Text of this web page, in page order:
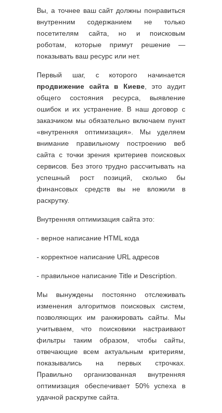
Вы, а точнее ваш сайт должны понравиться
внутренним содержанием не только
посетителям сайта, но и поисковым
роботам, которые примут решение —
показывать ваш ресурс или нет.
Первый шаг, с которого начинается
продвижение сайта в Киеве , это аудит
общего состояния ресурса, выявление
ошибок и их устранение. В наш договор с
заказчиком мы обязательно включаем пункт
«внутренняя оптимизация». Мы уделяем
внимание правильному построению веб
сайта с точки зрения критериев поисковых
сервисов. Без этого трудно рассчитывать на
успешный рост позиций, сколько бы
финансовых средств вы не вложили в
раскрутку.
Внутренняя оптимизация сайта это:
- верное написание HTML кода
- корректное написание URL адресов
- правильное написание Title и Description.
Мы вынуждены постоянно отслеживать
изменения алгоритмов поисковых систем,
позволяющих им ранжировать сайты. Мы
учитываем, что поисковики настраивают
фильтры таким образом, чтобы сайты,
отвечающие всем актуальным критериям,
показывались на первых строчках.
Правильно организованная внутренняя
оптимизация обеспечивает 50% успеха в
удачной раскрутке сайта.